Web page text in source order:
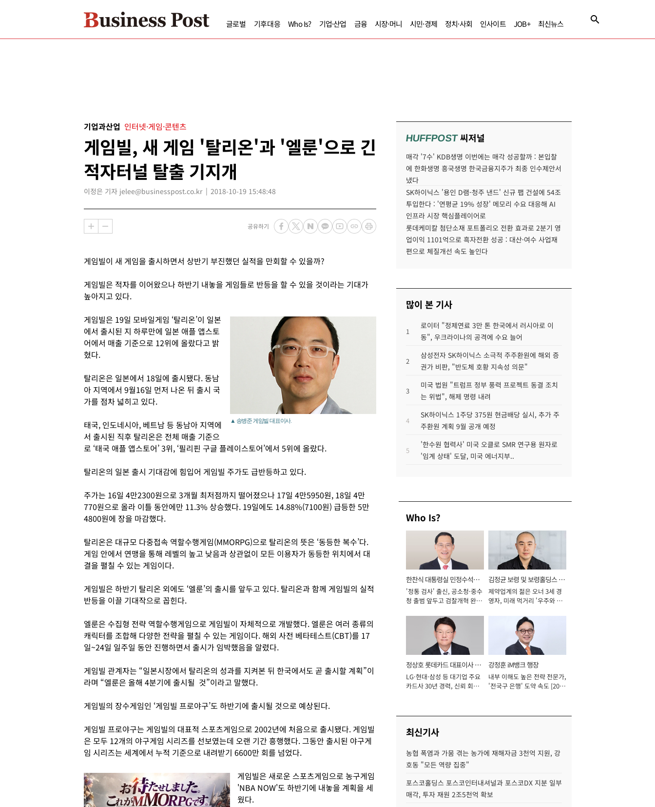
글로벌 기후대응 Who Is? 기업·산업 금융 시장·머니 시민·경제 정치·사회 인사이트 JOB+ 최신뉴스
기업과산업 인터넷·게임·콘텐츠
게임빌, 새 게임 '탈리온'과 '엘룬'으로 긴
적자터널 탈출 기지개
이정은 기자 jelee@businesspost.co.kr 2018-10-19 15:48:48
공유하기
게임빌이 새 게임을 출시하면서 상반기 부진했던 실적을 만회할 수 있을까?
게임빌은 적자를 이어왔으나 하반기 내놓을 게임들로 반등을 할 수 있을 것이라는 기대가
높아지고 있다.
▲ 송병준 게임빌 대표이사.
게임빌은 19일 모바일게임 ‘탈리온’이 일본
에서 출시된 지 하루만에 일본 애플 앱스토
어에서 매출 기준으로 12위에 올랐다고 밝
혔다.
탈리온은 일본에서 18일에 출시됐다. 동남
아 지역에서 9월16일 먼저 나온 뒤 출시 국
가를 점차 넓히고 있다.
태국, 인도네시아, 베트남 등 동남아 지역에
서 출시된 직후 탈리온은 전체 매출 기준으
로 ‘태국 애플 앱스토어’ 3위, ‘필리핀 구글 플레이스토어’에서 5위에 올랐다.
탈리온의 일본 출시 기대감에 힘입어 게임빌 주가도 급반등하고 있다.
주가는 16일 4만2300원으로 3개월 최저점까지 떨어졌으나 17일 4만5950원, 18일 4만
770원으로 올라 이틀 동안에만 11.3% 상승했다. 19일에도 14.88%(7100원) 급등한 5만
4800원에 장을 마감했다.
탈리온은 대규모 다중접속 역할수행게임(MMORPG)으로 탈리온의 뜻은 ‘동등한 복수’다.
게임 안에서 연맹을 통해 레벨의 높고 낮음과 상관없이 모든 이용자가 동등한 위치에서 대
결을 펼칠 수 있는 게임이다.
게임빌은 하반기 탈리온 외에도 ‘엘룬’의 출시를 앞두고 있다. 탈리온과 함께 게임빌의 실적
반등을 이끌 기대작으로 꼽힌다.
엘룬은 수집형 전략 역할수행게임으로 게임빌이 자체적으로 개발했다. 엘룬은 여러 종류의
캐릭터를 조합해 다양한 전략을 펼칠 수 있는 게임이다. 해외 사전 베타테스트(CBT)를 17
일~24일 일주일 동안 진행하면서 출시가 임박했음을 알렸다.
게임빌 관계자는 “일본시장에서 탈리온의 성과를 지켜본 뒤 한국에서도 곧 출시할 계획”이
라며 “엘룬은 올해 4분기에 출시될 것”이라고 말했다.
게임빌의 장수게임인 ‘게임빌 프로야구’도 하반기에 출시될 것으로 예상된다.
게임빌 프로야구는 게임빌의 대표적 스포츠게임으로 2002년에 처음으로 출시됐다. 게임빌
은 모두 12개의 야구게임 시리즈를 선보였는데 오랜 기간 흥행했다. 그동안 출시된 야구게
임 시리즈는 세계에서 누적 기준으로 내려받기 6600만 회를 넘었다.
게임빌은 새로운 스포츠게임으로 농구게임
'NBA NOW'도 하반기에 내놓을 계획을 세
웠다.
HUFFPOST씨저널
매각 '7수' KDB생명 이번에는 매각 성공할까 : 본입찰
에 한화생명 흥국생명 한국금융지주가 최종 인수제안서
냈다
SK하이닉스 '용인 D램-청주 낸드' 신규 팹 건설에 54조
투입한다 : '연평균 19% 성장' 메모리 수요 대응해 AI
인프라 시장 핵심플레이어로
롯데케미칼 첨단소재 포트폴리오 전환 효과로 2분기 영
업이익 1101억으로 흑자전환 성공 : 대산·여수 사업재
편으로 체질개선 속도 높인다
많이 본 기사
1
로이터 "정제연료 3만 톤 한국에서 러시아로 이
동", 우크라이나의 공격에 수요 늘어
2
삼성전자 SK하이닉스 소극적 주주환원에 해외 증
권가 비판, "반도체 호황 지속성 의문"
3
미국 법원 "트럼프 정부 풍력 프로젝트 동결 조치
는 위법", 해제 명령 내려
4
SK하이닉스 1주당 375원 현금배당 실시, 추가 주
주환원 계획 9월 공개 예정
5
'한수원 협력사' 미국 오클로 SMR 연구용 원자로
'임계 상태' 도달, 미국 에너지부..
Who Is?
한찬식 대통령실 민정수석비
서관
'정통 검사' 출신, 공소청·중수
청 출범 앞두고 검찰개혁 완수
김정균 보령 및 보령홀딩스 대
표이사 사장
제약업계의 젊은 오너 3세 경
영자, 미래 먹거리 '우주와 헬
정상호 롯데카드 대표이사 사
장
LG·현대·삼성 등 대기업 주요
카드사 30년 경력, 신뢰 회복
강정훈 iM뱅크 행장
내부 이해도 높은 전략 전문가,
'전국구 은행' 도약 속도 [2026
최신기사
농협 폭염과 가뭄 겪는 농가에 재해자금 3천억 지원, 강
호동 "모든 역량 집중"
포스코홀딩스 포스코인터내셔널과 포스코DX 지분 일부
매각, 투자 재원 2조5천억 확보